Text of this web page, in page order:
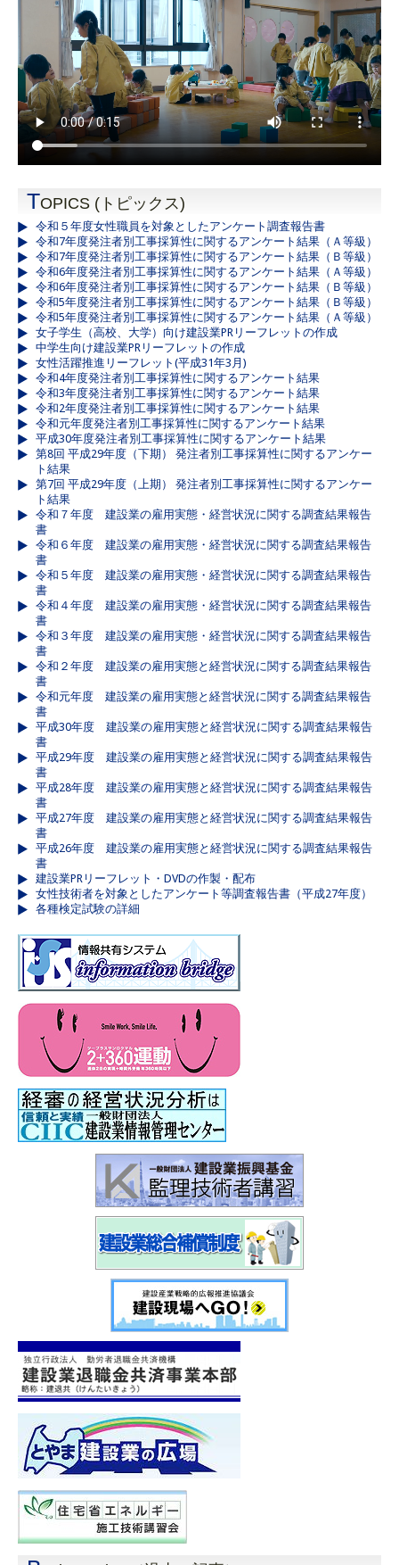
TOPICS (トピックス)
令和５年度女性職員を対象としたアンケート調査報告書
令和7年度発注者別工事採算性に関するアンケート結果（Ａ等級）
令和7年度発注者別工事採算性に関するアンケート結果（Ｂ等級）
令和6年度発注者別工事採算性に関するアンケート結果（Ａ等級）
令和6年度発注者別工事採算性に関するアンケート結果（Ｂ等級）
令和5年度発注者別工事採算性に関するアンケート結果（Ｂ等級）
令和5年度発注者別工事採算性に関するアンケート結果（Ａ等級）
女子学生（高校、大学）向け建設業PRリーフレットの作成
中学生向け建設業PRリーフレットの作成
女性活躍推進リーフレット(平成31年3月)
令和4年度発注者別工事採算性に関するアンケート結果
令和3年度発注者別工事採算性に関するアンケート結果
令和2年度発注者別工事採算性に関するアンケート結果
令和元年度発注者別工事採算性に関するアンケート結果
平成30年度発注者別工事採算性に関するアンケート結果
第8回 平成29年度（下期） 発注者別工事採算性に関するアンケー
ト結果
第7回 平成29年度（上期） 発注者別工事採算性に関するアンケー
ト結果
令和７年度 建設業の雇用実態・経営状況に関する調査結果報告
書
令和６年度 建設業の雇用実態・経営状況に関する調査結果報告
書
令和５年度 建設業の雇用実態・経営状況に関する調査結果報告
書
令和４年度 建設業の雇用実態・経営状況に関する調査結果報告
書
令和３年度 建設業の雇用実態・経営状況に関する調査結果報告
書
令和２年度 建設業の雇用実態と経営状況に関する調査結果報告
書
令和元年度 建設業の雇用実態と経営状況に関する調査結果報告
書
平成30年度 建設業の雇用実態と経営状況に関する調査結果報告
書
平成29年度 建設業の雇用実態と経営状況に関する調査結果報告
書
平成28年度 建設業の雇用実態と経営状況に関する調査結果報告
書
平成27年度 建設業の雇用実態と経営状況に関する調査結果報告
書
平成26年度 建設業の雇用実態と経営状況に関する調査結果報告
書
建設業PRリーフレット・DVDの作製・配布
女性技術者を対象としたアンケート等調査報告書（平成27年度）
各種検定試験の詳細